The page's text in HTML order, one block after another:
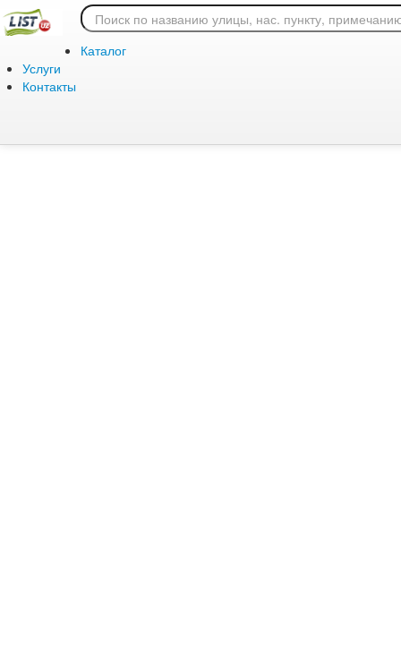
Каталог
Услуги
Контакты
Ошибка 404: страница